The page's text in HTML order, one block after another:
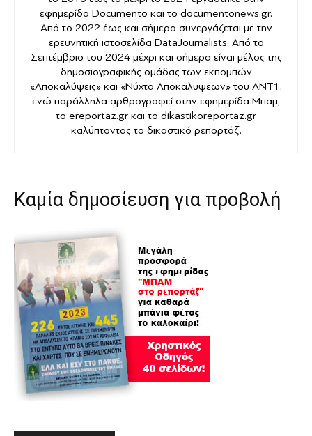
εφημερίδα Documento και το documentonews.gr.
Από το 2022 έως και σήμερα συνεργάζεται με την
ερευνητική ιστοσελίδα DataJournalists. Από το
Σεπτέμβριο του 2024 μέχρι και σήμερα είναι μέλος της
δημοσιογραφικής ομάδας των εκπομπών
«Αποκαλύψεις» και «Νύχτα Αποκαλυψεων» του ANT1,
ενώ παράλληλα αρθρογραφεί στην εφημερίδα Μπαμ,
το ereportaz.gr και το dikastikoreportaz.gr
καλύπτοντας το δικαστικό ρεπορτάζ.
Καμία δημοσίευση για προβολή